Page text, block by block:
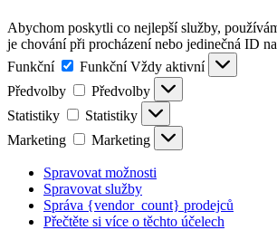
Abychom poskytli co nejlepší služby,
je chování při procházení nebo jedinečná ID
Funkční
Funkční Vždy aktivní
Předvolby
Předvolby
Statistiky
Statistiky
Marketing
Marketing
Spravovat možnosti
Spravovat služby
Správa {vendor_count} prodejců
Přečtěte si více o těchto účelech